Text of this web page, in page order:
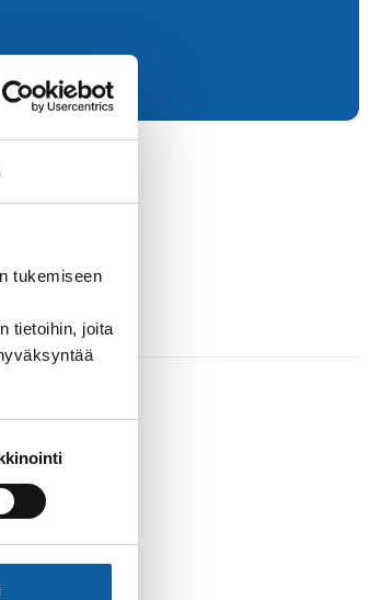
tukemiseen
tietoihin, joita